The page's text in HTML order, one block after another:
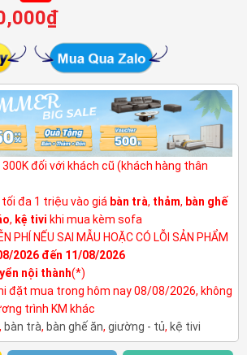
₫
đối với khách cũ (khách hàng thân
tối đa 1 triệu vào giá bàn trà, thảm, bàn ghế
, kệ tivi khi mua kèm sofa
PHÍ NẾU SAI MẪU HOẶC CÓ LỖI SẢN PHẨM
2026 đến 11/08/2026
nội thành(*)
đặt mua trong hôm nay 08/08/2026, không
trình KM khác
, bàn trà, bàn ghế ăn, giường - tủ, kệ tivi